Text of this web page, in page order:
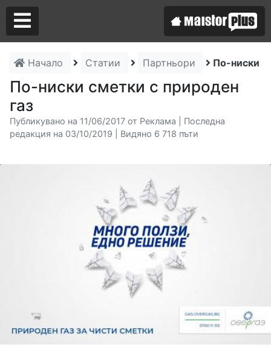
Начало Статии Партньори По-ниски
По-ниски сметки с природен
газ
Публикувано на 11/06/2017 от Реклама | Последна
редакция на 03/10/2019 | Видяно 6 718 пъти
Аз съм майстор
Търся майстор